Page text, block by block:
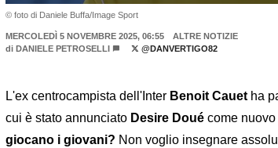
© foto di Daniele Buffa/Image Sport
MERCOLEDÌ 5 NOVEMBRE 2025, 06:55
ALTRE NOTIZIE
di DANIELE PETROSELLI @DANVERTIGO82
L'ex centrocampista dell'Inter Benoit Cauet ha
cui è stato annunciato Desire Doué come
giocano i giovani? Non voglio insegnare